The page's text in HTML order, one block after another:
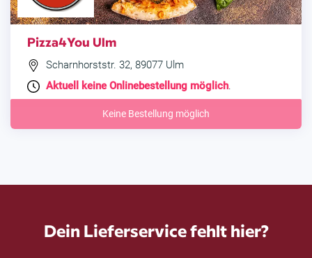
Pizza4You Ulm
Scharnhorststr. 32, 89077 Ulm
Aktuell keine Onlinebestellung möglich.
Keine Bestellung möglich
Dein Lieferservice fehlt hier?